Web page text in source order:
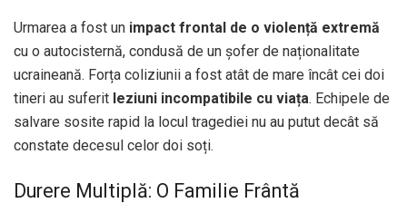
Urmarea a fost un impact frontal de o violență extremă
cu o autocisternă, condusă de un șofer de naționalitate
ucraineană. Forța coliziunii a fost atât de mare încât cei doi
tineri au suferit leziuni incompatibile cu viața. Echipele de
salvare sosite rapid la locul tragediei nu au putut decât să
constate decesul celor doi soți.
Durere Multiplă: O Familie Frântă